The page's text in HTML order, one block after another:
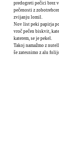
predogreti pečici brez
pečenosti z
zvijanju lomil.
Nov list peki papirja
vroč pečen biskvit,
katerem, se je pekel.
Takoj namažmo z
še zatesnimo z alu